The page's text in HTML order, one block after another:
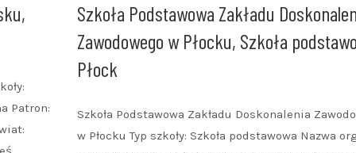
Patron:
Szkoła Podstawowa Zakładu
Zawodowego w Płocku, Szkoła
Płock
Szkoła Podstawowa Zakładu Doskonalenia
w Płocku Typ szkoły: Szkoła podstawowa Nazwa